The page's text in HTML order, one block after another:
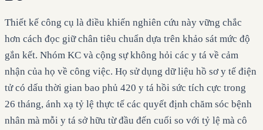
Thiết kế công cụ là điều khiến nghiên cứu này vững chắc
hơn cách đọc giữ chân tiêu chuẩn dựa trên khảo sát mức độ
gắn kết. Nhóm KC và cộng sự không hỏi các y tá về cảm
nhận của họ về công việc. Họ sử dụng dữ liệu hồ sơ y tế điện
tử có dấu thời gian bao phủ 420 y tá hồi sức tích cực trong
26 tháng, ánh xạ tỷ lệ thực tế các quyết định chăm sóc bệnh
nhân mà mỗi y tá sở hữu từ đầu đến cuối so với tỷ lệ mà cô